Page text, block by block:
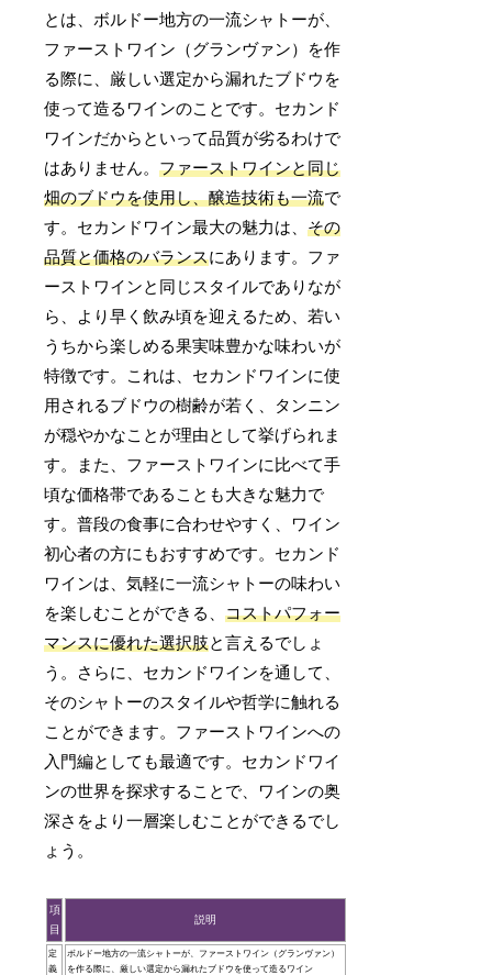
とは、ボルドー地方の一流シャトーが、
ファーストワイン（グランヴァン）を作
る際に、厳しい選定から漏れたブドウを
使って造るワインのことです。セカンド
ワインだからといって品質が劣るわけで
はありません。ファーストワインと同じ
畑のブドウを使用し、醸造技術も一流で
す。セカンドワイン最大の魅力は、その
品質と価格のバランスにあります。ファ
ーストワインと同じスタイルでありなが
ら、より早く飲み頃を迎えるため、若い
うちから楽しめる果実味豊かな味わいが
特徴です。これは、セカンドワインに使
用されるブドウの樹齢が若く、タンニン
が穏やかなことが理由として挙げられま
す。また、ファーストワインに比べて手
頃な価格帯であることも大きな魅力で
す。普段の食事に合わせやすく、ワイン
初心者の方にもおすすめです。セカンド
ワインは、気軽に一流シャトーの味わい
を楽しむことができる、コストパフォー
マンスに優れた選択肢と言えるでしょ
う。さらに、セカンドワインを通して、
そのシャトーのスタイルや哲学に触れる
ことができます。ファーストワインへの
入門編としても最適です。セカンドワイ
ンの世界を探求することで、ワインの奥
深さをより一層楽しむことができるでし
ょう。
項
目
説明
定
義
ボルドー地方の一流シャトーが、ファーストワイン（グランヴァン）
を作る際に、厳しい選定から漏れたブドウを使って造るワイン